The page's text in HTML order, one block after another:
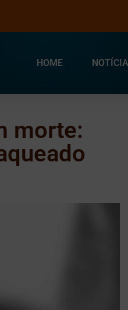
HOME
morte: